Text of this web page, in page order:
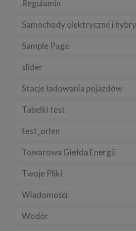
Regulamin
Samochody elektryczne i
Sample Page
slider
Stacje ładowania pojazdów
Tabelki test
test_orlen
Towarowa Giełda Energii
Twoje Pliki
Wiadomości
Wodór